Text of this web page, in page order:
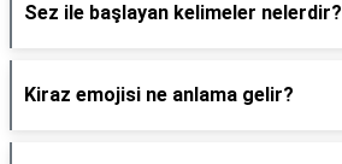
Sez ile başlayan kelimeler nelerdir?
Kiraz emojisi ne anlama gelir?